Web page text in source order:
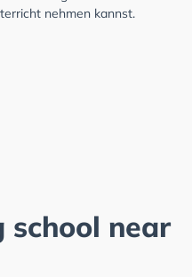
nehmen kannst.
school near